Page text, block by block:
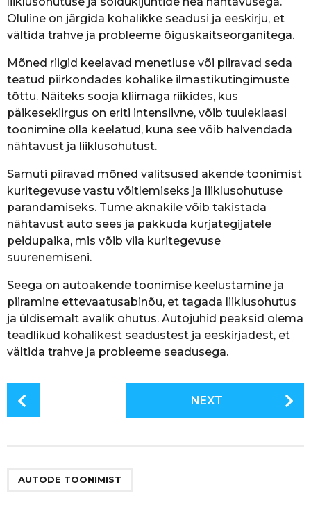
Oluline on järgida kohalikke seadusi ja eeskirju, et
vältida trahve ja probleeme õiguskaitseorganitega.
Mõned riigid keelavad menetluse või piiravad seda
teatud piirkondades kohalike ilmastikutingimuste
tõttu. Näiteks sooja kliimaga riikides, kus
päikesekiirgus on eriti intensiivne, võib tuuleklaasi
toonimine olla keelatud, kuna see võib halvendada
nähtavust ja liiklusohutust.
Samuti piiravad mõned valitsused akende toonimist
kuritegevuse vastu võitlemiseks ja liiklusohutuse
parandamiseks. Tume aknakile võib takistada
nähtavust auto sees ja pakkuda kurjategijatele
peidupaika, mis võib viia kuritegevuse
suurenemiseni.
Seega on autoakende toonimise keelustamine ja
piiramine ettevaatusabinõu, et tagada liiklusohutus
ja üldisemalt avalik ohutus. Autojuhid peaksid olema
teadlikud kohalikest seadustest ja eeskirjadest, et
vältida trahve ja probleeme seadusega.
NEXT
AUTODE TOONIMIST